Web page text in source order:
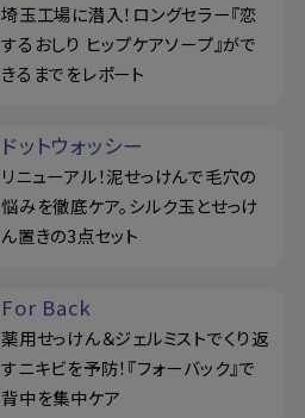
埼玉工場に潜入！ロングセラー『恋
するおしり ヒップケアソープ』がで
きるまでをレポート
ドットウォッシー
リニューアル！泥せっけんで毛穴の
悩みを徹底ケア。シルク玉とせっけ
ん置きの3点セット
For Back
薬用せっけん＆ジェルミストでくり返
すニキビを予防！『フォーバック』で
背中を集中ケア